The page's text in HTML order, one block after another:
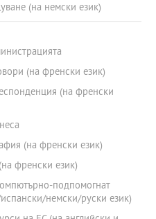
(на немски език)
(на френски език)
(на френски
(на френски език)
френски език)
подпомогнат
немски/руски език)